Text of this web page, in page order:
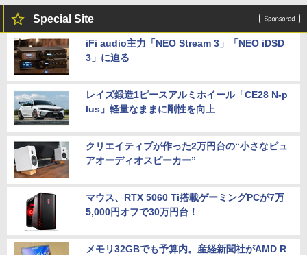
Special Site
iFi audio主力「NEO Stream 3」「NEO iDSD
3」に迫る
レイズ鍛造1ピースアルミホイール「CE28 N-p
lus」軽量なままに剛性を向上
クリエイティブが作った2万円台の“小さなピュ
アオーディオスピーカー”
マウス、RTX 5060 Ti搭載ゲーミングPCが7万
5,000円オフで30万円台！
メモリ32GBでも予算内。産経新聞社がAMD R